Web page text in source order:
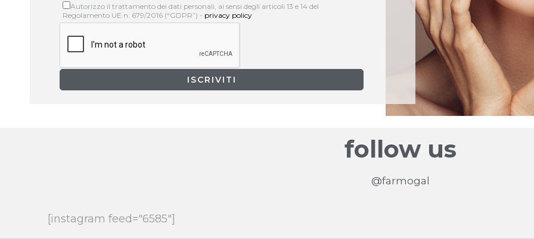
Autorizzo il trattamento dei dati personali, ai sensi degli articoli 13 e 14 del
Regolamento UE n. 679/2016 (“GDPR”) - privacy policy
follow us
@farmogal
[instagram feed="6585"]